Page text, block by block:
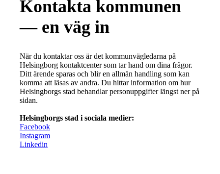
Kontakta kommunen
— en väg in
När du kontaktar oss är det kommunvägledarna på
Helsingborg kontaktcenter som tar hand om dina frågor.
Ditt ärende sparas och blir en allmän handling som kan
komma att läsas av andra. Du hittar information om hur
Helsingborgs stad behandlar personuppgifter längst ner på
sidan.
Helsingborgs stad i sociala medier:
Facebook
Instagram
Linkedin